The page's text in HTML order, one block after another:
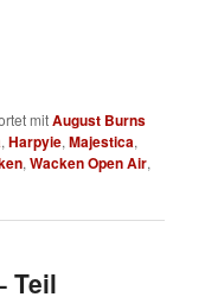
mitAugust Burns
,Harpyie,Majestica,
,Wacken Open Air,
Teil